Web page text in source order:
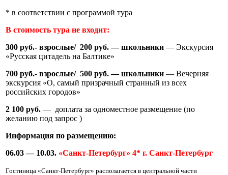
* в соответствии с программой тура
В стоимость тура не входит:
300 руб.- взрослые/ 200 руб. — школьники — Экскурсия
«Русская цитадель на Балтике»
700 руб.- взрослые/ 500 руб. — школьники — Вечерняя
экскурсия «О, самый призрачный странный из всех
российских городов»
2 100 руб. — доплата за одноместное размещение (по
желанию под запрос )
Информация по размещению:
06.03 — 10.03. «Санкт-Петербург» 4* г. Санкт-Петербург
Гостиница «Санкт-Петербург» располагается в центральной части